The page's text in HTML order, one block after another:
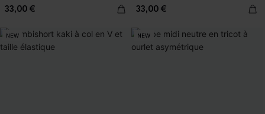
33,00 € 33,00 €
NEW NEW